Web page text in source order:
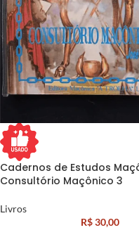
Cadernos de Estudos
Consultório Maçônico 3
Livros
R$30,00